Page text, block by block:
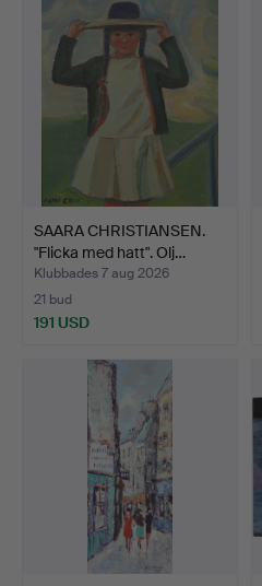
SAARA CHRISTIANSEN.
"Flicka med hatt". Olj…
Klubbades 7 aug 2026
21 bud
191 USD